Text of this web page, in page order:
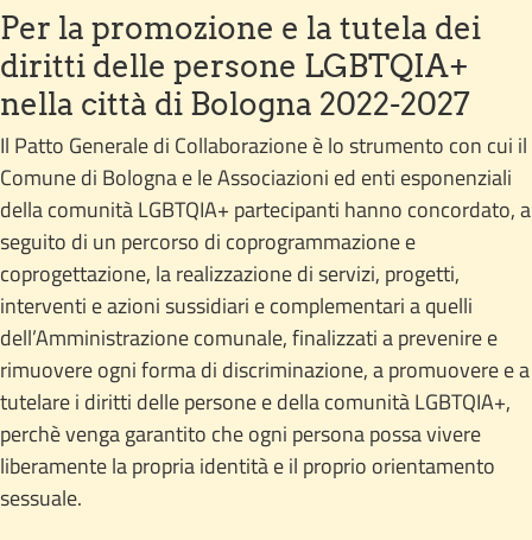
Per la promozione e la tutela dei
diritti delle persone LGBTQIA+
nella città di Bologna 2022-2027
Il Patto Generale di Collaborazione è lo strumento con cui il
Comune di Bologna e le Associazioni ed enti esponenziali
della comunità LGBTQIA+ partecipanti hanno concordato, a
seguito di un percorso di coprogrammazione e
coprogettazione, la realizzazione di servizi, progetti,
interventi e azioni sussidiari e complementari a quelli
dell’Amministrazione comunale, finalizzati a prevenire e
rimuovere ogni forma di discriminazione, a promuovere e a
tutelare i diritti delle persone e della comunità LGBTQIA+,
perchè venga garantito che ogni persona possa vivere
liberamente la propria identità e il proprio orientamento
sessuale.